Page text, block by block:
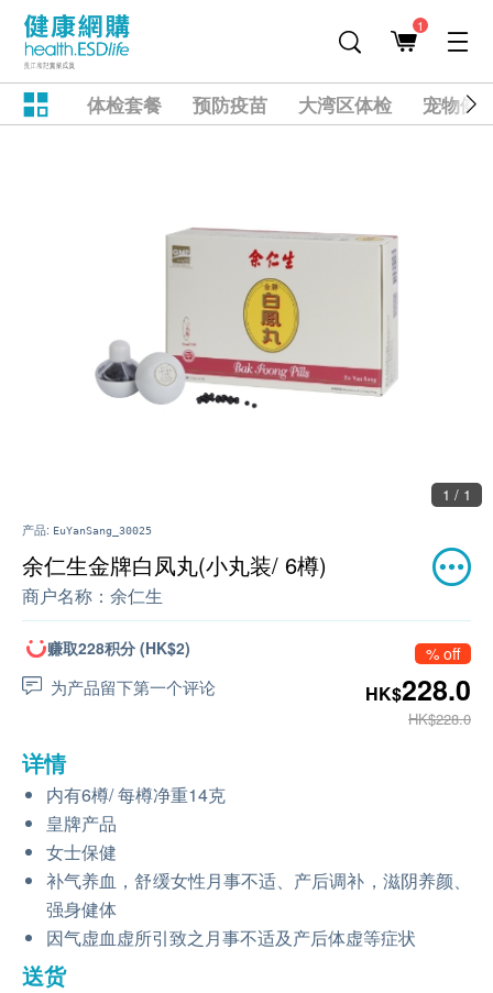
1
体检套餐 预防疫苗 大湾区体检 宠物健
1 / 1
产品: EuYanSang_30025
余仁生金牌白凤丸(小丸装/ 6樽)
商户名称： 余仁生
赚取228积分 (HK$2)
为产品留下第一个评论
% off
HK$228.0
HK$228.0
详情
内有6樽/ 每樽净重14克
皇牌产品
女士保健
补气养血，舒缓女性月事不适、产后调补，滋阴养颜、
强身健体
因气虚血虚所引致之月事不适及产后体虚等症状
送货